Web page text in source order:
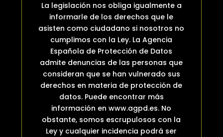
La legislación nos obliga igualmente a
informarle de los derechos que le
asisten como ciudadano si nosotros no
cumplimos con la Ley. La Agencia
Española de Protección de Datos
admite denuncias de las personas que
consideran que se han vulnerado sus
derechos en materia de protección de
datos. Puede encontrar más
información en www.agpd.es. No
obstante, somos escrupulosos con la
Ley y cualquier incidencia podrá ser